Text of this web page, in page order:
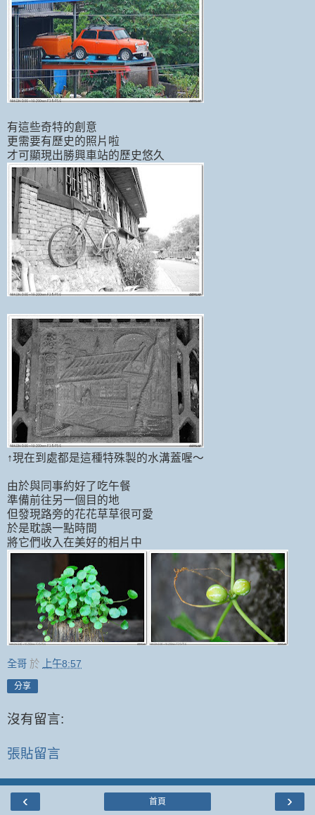
有這些奇特的創意
更需要有歷史的照片啦
才可顯現出勝興車站的歷史悠久
↑現在到處都是這種特殊製的水溝蓋喔～
由於與同事約好了吃午餐
準備前往另一個目的地
但發現路旁的花花草草很可愛
於是耽誤一點時間
將它們收入在美好的相片中
全哥 於 上午8:57
分享
沒有留言:
張貼留言
‹ ›
首頁